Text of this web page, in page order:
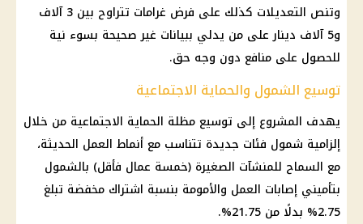
وتنص التعديلات كذلك على فرض غرامات تتراوح بين 3 آلاف
و5 آلاف دينار على من يدلي ببيانات غير صحيحة بسوء نية
للحصول على منافع دون وجه حق.
توسيع الشمول والحماية الاجتماعية
يهدف المشروع إلى توسيع مظلة الحماية الاجتماعية من خلال
إلزامية شمول فئات جديدة تتناسب مع أنماط العمل الحديثة،
مع السماح للمنشآت الصغيرة (خمسة عمال فأقل) بالشمول
بتأميني إصابات العمل والأمومة بنسبة اشتراك مخفضة تبلغ
2.75% بدلًا من 21.75%.